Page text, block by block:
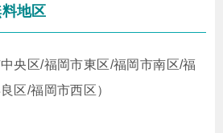
地区
央区/福岡市東区/福岡市南区/福
区/福岡市西区）